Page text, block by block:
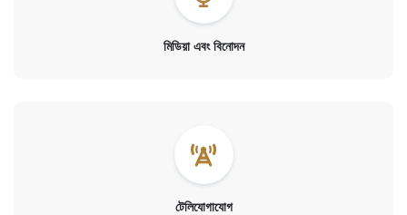
মিডিয়া এবং বিনোদন
টেলিযোগাযোগ